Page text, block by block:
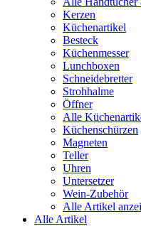
Kerzen
Küchenartikel
Besteck
Küchenmesser
Lunchboxen
Schneidebretter
Strohhalme
Öffner
Alle
Küchenschürzen
Magneten
Teller
Uhren
Untersetzer
Wein-Zubehör
Alle Artikel
Alle Artikel